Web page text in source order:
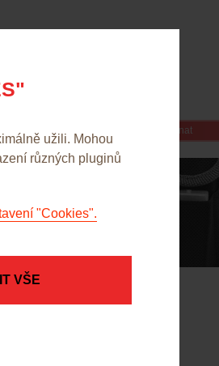
užili. Mohou
různých pluginů
"Cookies".
VŠE
Objednat
Kč bez DPH